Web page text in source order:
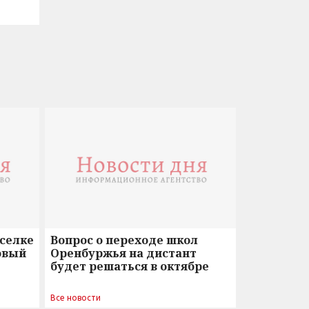
Вопрос о переходе школ
Оренбуржья на дистант
будет решаться в октябре
Все новости